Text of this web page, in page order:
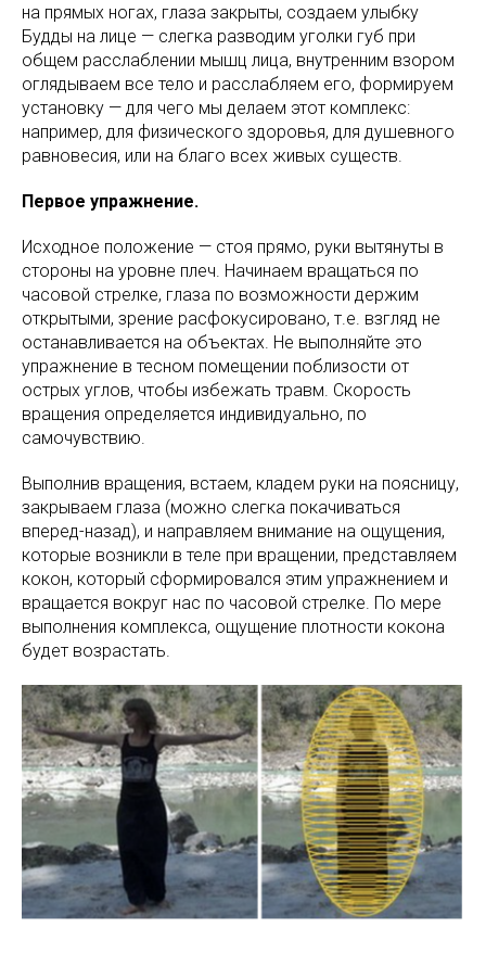
на прямых ногах, глаза закрыты, создаем улыбку
Будды на лице — слегка разводим уголки губ при
общем расслаблении мышц лица, внутренним взором
оглядываем все тело и расслабляем его, формируем
установку — для чего мы делаем этот комплекс:
например, для физического здоровья, для душевного
равновесия, или на благо всех живых существ.
Первое упражнение.
Исходное положение — стоя прямо, руки вытянуты в
стороны на уровне плеч. Начинаем вращаться по
часовой стрелке, глаза по возможности держим
открытыми, зрение расфокусировано, т.е. взгляд не
останавливается на объектах. Не выполняйте это
упражнение в тесном помещении поблизости от
острых углов, чтобы избежать травм. Скорость
вращения определяется индивидуально, по
самочувствию.
Выполнив вращения, встаем, кладем руки на поясницу,
закрываем глаза (можно слегка покачиваться
вперед-назад), и направляем внимание на ощущения,
которые возникли в теле при вращении, представляем
кокон, который сформировался этим упражнением и
вращается вокруг нас по часовой стрелке. По мере
выполнения комплекса, ощущение плотности кокона
будет возрастать.